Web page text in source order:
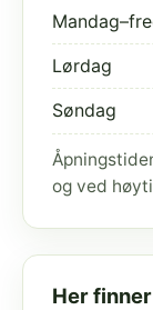
Lørdag
Søndag
og ved
Her